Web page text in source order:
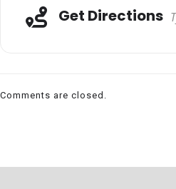
Get Directions
Comments are closed.